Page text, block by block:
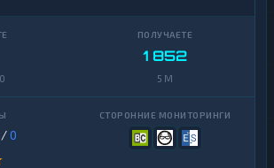
1 852
5 M
/0